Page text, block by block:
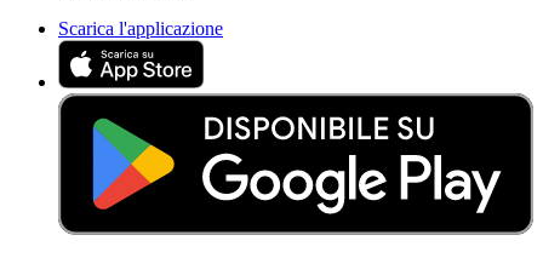
Scarica l'applicazione